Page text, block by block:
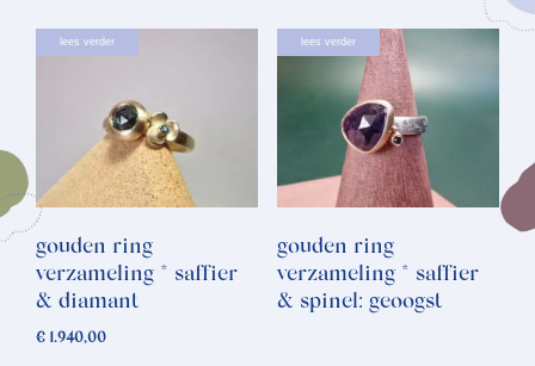
lees verder
gouden ring
verzameling * saffier
& diamant
€ 1.940,00
lees verder
gouden ring
verzameling * saffier
& spinel: geoogst